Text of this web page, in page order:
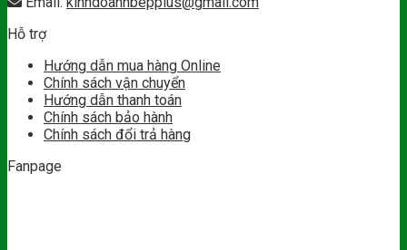
Hỗ trợ
Hướng dẫn mua hàng Online
Chính sách vận chuyển
Hướng dẫn thanh toán
Chính sách bảo hành
Chính sách đổi trả hàng
Fanpage